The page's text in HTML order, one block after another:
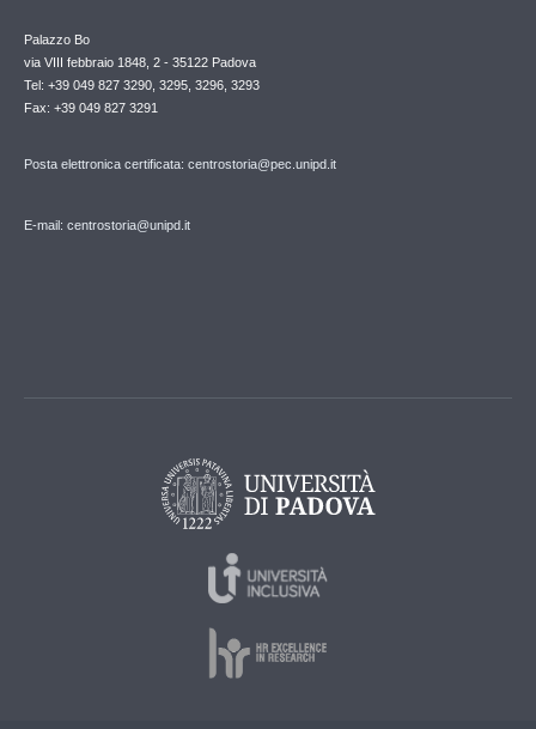
Palazzo Bo
via VIII febbraio 1848, 2 - 35122 Padova
Tel: +39 049 827 3290, 3295, 3296, 3293
Fax: +39 049 827 3291
Posta elettronica certificata: centrostoria@pec.unipd.it
E-mail: centrostoria@unipd.it